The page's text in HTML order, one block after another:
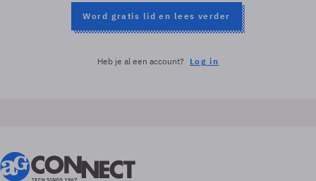
Word gratis lid en lees verder
Heb je al een account? Log in